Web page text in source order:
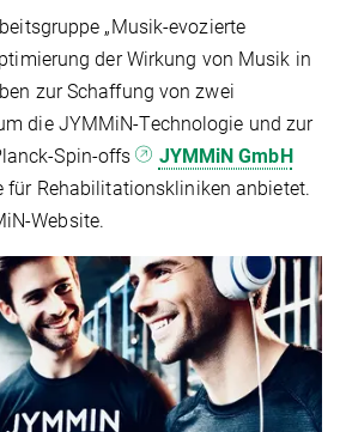
„Musik-evozierte
der Wirkung von Musik in
zur Schaffung von zwei
die JYMMiN-Technologie und zur
Spin-offs
JYMMiN GmbH
für Rehabilitationskliniken anbietet.
Website.